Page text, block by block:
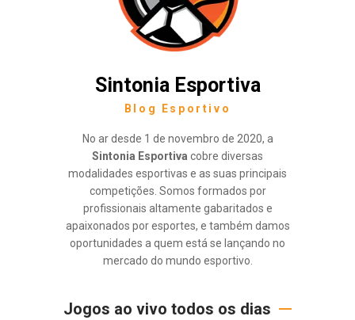
Sintonia Esportiva
Blog Esportivo
No ar desde 1 de novembro de 2020, a
Sintonia Esportiva cobre diversas
modalidades esportivas e as suas principais
competições. Somos formados por
profissionais altamente gabaritados e
apaixonados por esportes, e também damos
oportunidades a quem está se lançando no
mercado do mundo esportivo.
Jogos ao vivo todos os dias